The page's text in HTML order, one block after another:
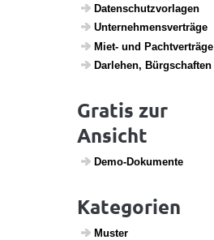
Daten­schutz­vor­lagen
Unter­neh­mens­ver­träge
Miet- und Pacht­ver­träge
Darlehen, Bürg­schaften
Gratis zur
Ansicht
Demo-Doku­mente
Kategorien
Muster